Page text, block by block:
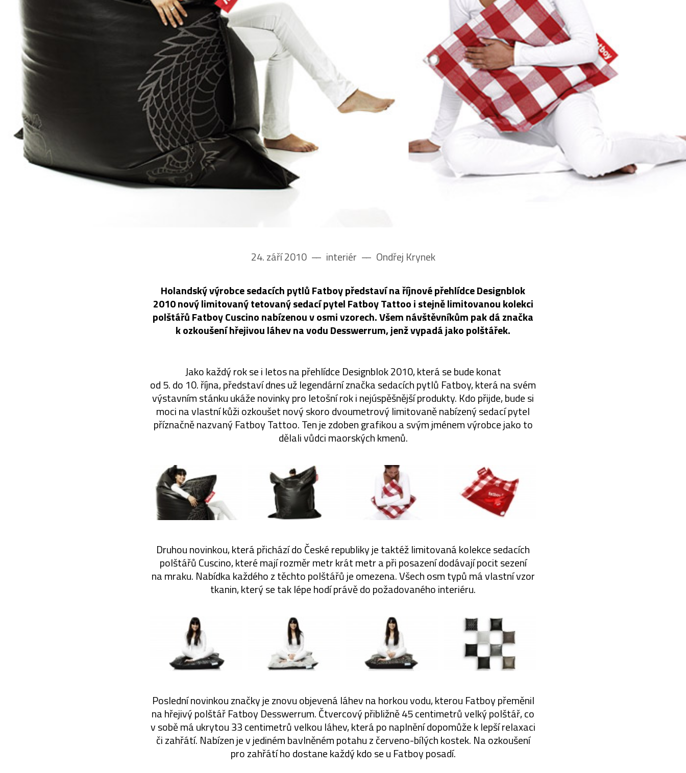
24. září 2010 –– interiér –– Ondřej Krynek
Holandský výrobce sedacích pytlů Fatboy představí na říjnové přehlídce Designblok
2010 nový limitovaný tetovaný sedací pytel Fatboy Tattoo i stejně limitovanou kolekci
polštářů Fatboy Cuscino nabízenou v osmi vzorech. Všem návštěvníkům pak dá značka
k ozkoušení hřejivou láhev na vodu Desswerrum, jenž vypadá jako polštářek.
Jako každý rok se i letos na přehlídce Designblok 2010, která se bude konat
od 5. do 10. října, představí dnes už legendární značka sedacích pytlů Fatboy, která na svém
výstavním stánku ukáže novinky pro letošní rok i nejúspěšnější produkty. Kdo přijde, bude si
moci na vlastní kůži ozkoušet nový skoro dvoumetrový limitovaně nabízený sedací pytel
příznačně nazvaný Fatboy Tattoo. Ten je zdoben grafikou a svým jménem výrobce jako to
dělali vůdci maorských kmenů.
Druhou novinkou, která přichází do České republiky je taktéž limitovaná kolekce sedacích
polštářů Cuscino, které mají rozměr metr krát metr a při posazení dodávají pocit sezení
na mraku. Nabídka každého z těchto polštářů je omezena. Všech osm typů má vlastní vzor
tkanin, který se tak lépe hodí právě do požadovaného interiéru.
Poslední novinkou značky je znovu objevená láhev na horkou vodu, kterou Fatboy přeměnil
na hřejivý polštář Fatboy Desswerrum. Čtvercový přibližně 45 centimetrů velký polštář, co
v sobě má ukrytou 33 centimetrů velkou láhev, která po naplnění dopomůže k lepší relaxaci
či zahřátí. Nabízen je v jediném bavlněném potahu z červeno-bílých kostek. Na ozkoušení
pro zahřátí ho dostane každý kdo se u Fatboy posadí.